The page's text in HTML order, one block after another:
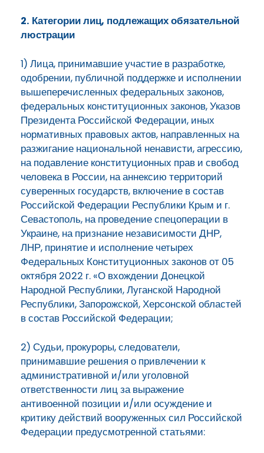
2. Категории лиц, подлежащих обязательной
люстрации
1) Лица, принимавшие участие в разработке,
одобрении, публичной поддержке и исполнении
вышеперечисленных федеральных законов,
федеральных конституционных законов, Указов
Президента Российской Федерации, иных
нормативных правовых актов, направленных на
разжигание национальной ненависти, агрессию,
на подавление конституционных прав и свобод
человека в России, на аннексию территорий
суверенных государств, включение в состав
Российской Федерации Республики Крым и г.
Севастополь, на проведение спецоперации в
Украине, на признание независимости ДНР,
ЛНР, принятие и исполнение четырех
Федеральных Конституционных законов от 05
октября 2022 г. «О вхождении Донецкой
Народной Республики, Луганской Народной
Республики, Запорожской, Херсонской областей
в состав Российской Федерации;
2) Судьи, прокуроры, следователи,
принимавшие решения о привлечении к
административной и/или уголовной
ответственности лиц за выражение
антивоенной позиции и/или осуждение и
критику действий вооруженных сил Российской
Федерации предусмотренной статьями: